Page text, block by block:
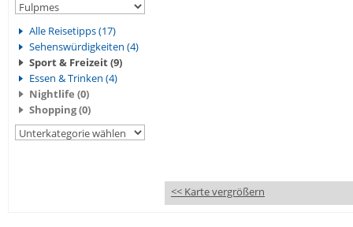
Alle Reisetipps (17)
Sehenswürdigkeiten (4)
Sport & Freizeit (9)
Essen & Trinken (4)
Nightlife (0)
Shopping (0)
<< Karte vergrößern